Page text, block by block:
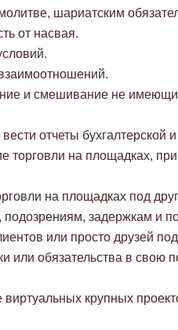
шариатским
от насвая.
и смешивание не имеющих
отчеты бухгалтерской
торговли на площадках,
на площадках под
задержкам и
или просто друзей
обязательства в свою
виртуальных крупных